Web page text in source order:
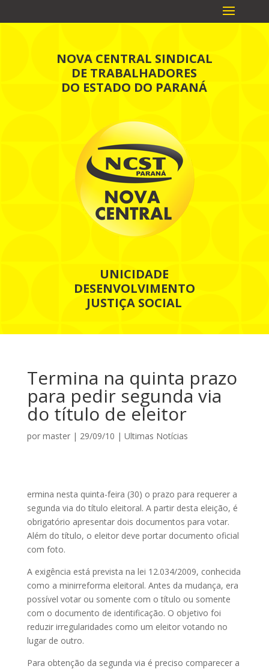
NOVA CENTRAL SINDICAL
DE TRABALHADORES
DO ESTADO DO PARANÁ
UNICIDADE
DESENVOLVIMENTO
JUSTIÇA SOCIAL
Termina na quinta prazo
para pedir segunda via
do título de eleitor
por master| 29/09/10 | Ultimas Notícias
ermina nesta quinta-feira (30) o prazo para requerer a
segunda via do título eleitoral. A partir desta eleição, é
obrigatório apresentar dois documentos para votar.
Além do título, o eleitor deve portar documento oficial
com foto.
A exigência está prevista na lei 12.034/2009, conhecida
como a minirreforma eleitoral. Antes da mudança, era
possível votar ou somente com o título ou somente
com o documento de identificação. O objetivo foi
reduzir irregularidades como um eleitor votando no
lugar de outro.
Para obtenção da segunda via é preciso comparecer a